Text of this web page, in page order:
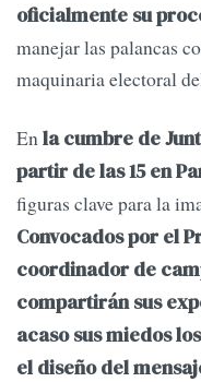
oficialmente su
manejar las palancas
maquinaria electoral
Enla cumbre de
partir de las 15 en
figuras clave para la
Convocados por el
coordinador de
compartirán sus
acaso sus miedos
el diseño del